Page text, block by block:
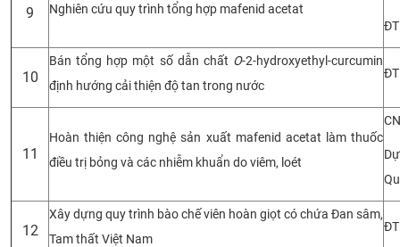
9 Nghiên cứu quy trình tổng hợp mafenid acetat
10
Bán tổng hợp một số dẫn chất O-2-hydroxyethyl-curcumin
định hướng cải thiện độ tan trong nước
11
Hoàn thiện công nghệ sản xuất mafenid acetat làm thuốc
điều trị bỏng và các nhiễm khuẩn do viêm, loét
12
Xây dựng quy trình bào chế viên hoàn giọt có chứa Đan sâm,
Tam thất Việt Nam